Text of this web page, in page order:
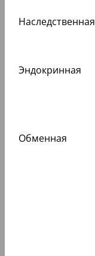
Наследственная
Эндокринная
Обменная